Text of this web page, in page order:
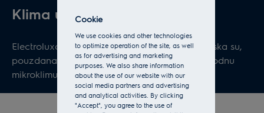
Klima uređaji za domaćinstvo
Electroluxovi klimatizacioni sistemi višenamenska su,
pouzdana i elegantna oprema koja stvara ugodnu
mikroklimu u bilo koje doba godine.
Cookie
We use cookies and other technologies
to optimize operation of the site, as well
as for advertising and marketing
purposes. We also share information
about the use of our website with our
social media partners and advertising
and analytical activities. By clicking
"Accept", you agree to the use of